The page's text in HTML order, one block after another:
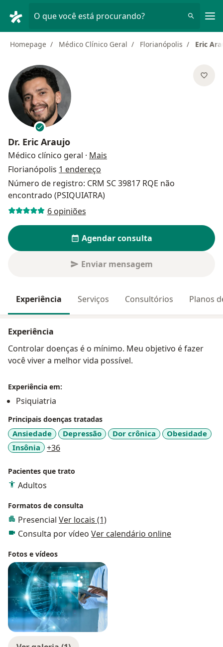
O que você está procurando?
Homepage Médico Clínico Geral Florianópolis Eric
Dr. Eric Araujo
Médico clínico geral · Mais
Florianópolis 1 endereço
Número de registro: CRM SC 39817 RQE não
encontrado (PSIQUIATRA)
6 opiniões
Agendar consulta
Enviar mensagem
Experiência Serviços Consultórios Planos
Experiência
Controlar doenças é o mínimo. Meu objetivo é fazer
você viver a melhor vida possível.
Experiência em:
Psiquiatria
Principais doenças tratadas
Ansiedade Depressão Dor crônica
Obesidade
Insônia
+36a11y_sr_more_diseases
Pacientes que trato
Adultos
Formatos de consulta
Presencial Ver locais (1)
Consulta por vídeo Ver calendário online
Fotos e vídeos